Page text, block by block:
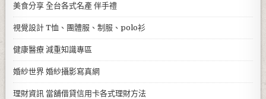
美食分享 全台各式名產 伴手禮
視覺設計 T恤、團體服、制服、polo衫
健康醫療 減重知識專區
婚紗世界 婚紗攝影寫真網
理財資訊 當舖借貸信用卡各式理財方法